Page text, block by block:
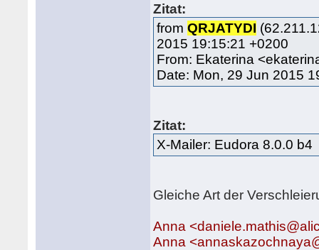
Zitat:
fromQRJATYDI
2015 19:15:21 +0200
From: Ekaterina
Date: Mon, 29 Jun 2015
Zitat:
X-Mailer: Eudora 8.0.0 b4
Gleiche Art der
Anna
Anna